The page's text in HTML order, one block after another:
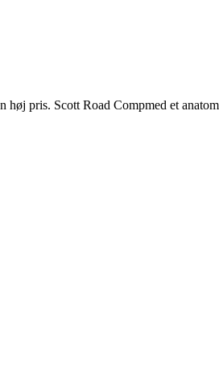
pris. Scott Road Compmed et